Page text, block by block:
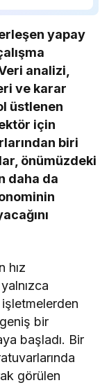
yapay zeka,
yıllarda
yapay
analizi,
ve karar
üstlenen
için
biri
önümüzdeki
daha da
hız
bir
başladı. Bir
görülen